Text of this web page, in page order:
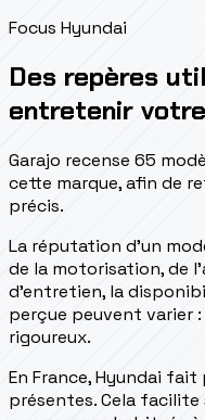
Focus Hyundai
Des repères
entretenir
Garajo recense 65
cette marque, afin de
précis.
La réputation d'un
de la motorisation, de
d'entretien, la
perçue peuvent varier
rigoureux.
En France, Hyundai
présentes. Cela